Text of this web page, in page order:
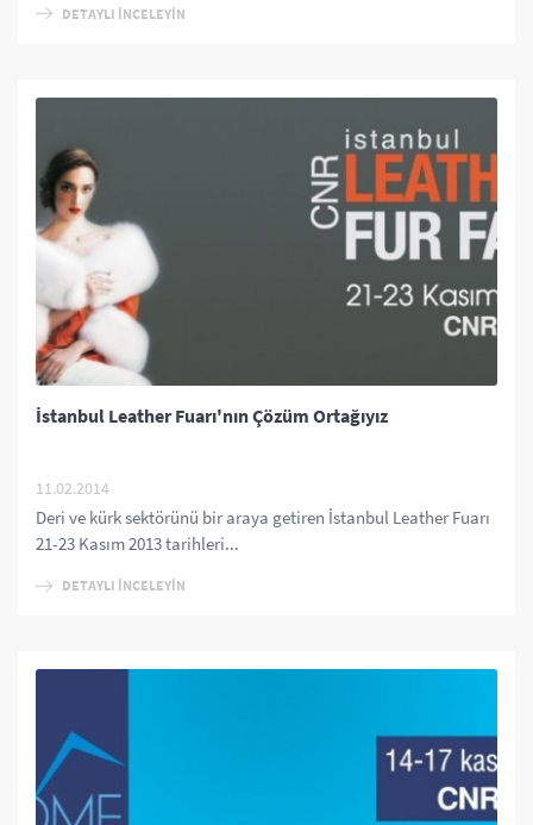
DETAYLI İNCELEYİN
İstanbul Leather Fuarı'nın Çözüm Ortağıyız
11.02.2014
Deri ve kürk sektörünü bir araya getiren İstanbul Leather Fuarı
21-23 Kasım 2013 tarihleri...
DETAYLI İNCELEYİN